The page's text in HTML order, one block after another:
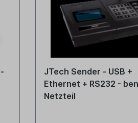
JTech Sender - USB +
Ethernet + RS232 -
Netzteil